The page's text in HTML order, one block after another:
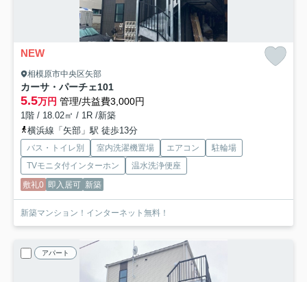
NEW
相模原市中央区矢部
カーサ・パーチェ101
5.5万円 管理/共益費3,000円
1階 / 18.02㎡ / 1R /新築
横浜線「矢部」駅 徒歩13分
バス・トイレ別 室内洗濯機置場 エアコン
駐輪場
TVモニタ付インターホン
温水洗浄便座
敷礼0 即入居可 新築
新築マンション！インターネット無料！
アパート